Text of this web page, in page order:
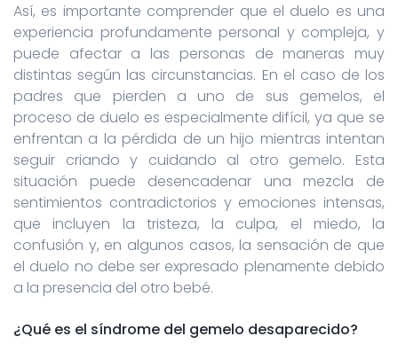
Así, es importante comprender que el duelo es una
experiencia profundamente personal y compleja, y
puede afectar a las personas de maneras muy
distintas según las circunstancias. En el caso de los
padres que pierden a uno de sus gemelos, el
proceso de duelo es especialmente difícil, ya que se
enfrentan a la pérdida de un hijo mientras intentan
seguir criando y cuidando al otro gemelo. Esta
situación puede desencadenar una mezcla de
sentimientos contradictorios y emociones intensas,
que incluyen la tristeza, la culpa, el miedo, la
confusión y, en algunos casos, la sensación de que
el duelo no debe ser expresado plenamente debido
a la presencia del otro bebé.
¿Qué es el síndrome del gemelo desaparecido?